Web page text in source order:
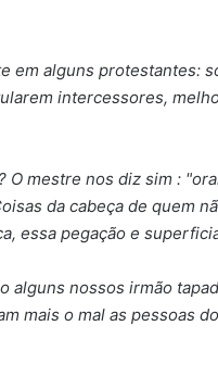
em alguns protestantes:
intercessores,
O mestre nos diz sim :
da cabeça de quem
essa pegação e
alguns nossos irmão
mais o mal as pessoas